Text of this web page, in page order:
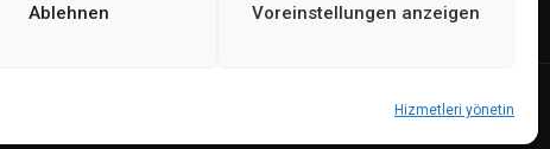
Hizmetleri yönetin
Ablehnen Voreinstellungen anzeigen